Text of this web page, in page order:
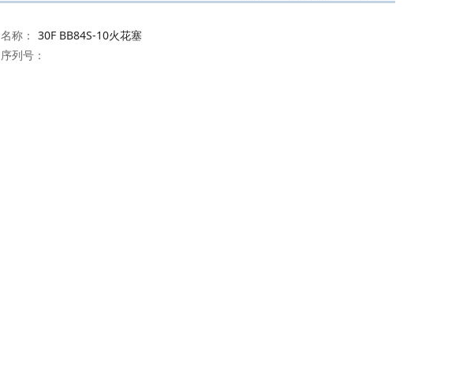
名称： 30F BB84S-10火花塞
序列号：